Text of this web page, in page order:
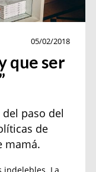
05/02/2018
que ser
paso del
de
mamá.